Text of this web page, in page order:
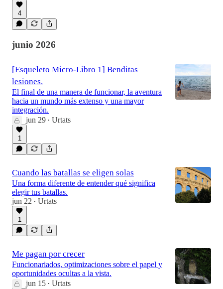
4
junio 2026
[Esqueleto Micro-Libro 1] Benditas
lesiones.
El final de una manera de funcionar, la aventura
hacia un mundo más extenso y una mayor
integración.
jun 29 • Urtats
1
Cuando las batallas se eligen solas
Una forma diferente de entender qué significa
elegir tus batallas.
jun 22 • Urtats
1
Me pagan por crecer
Funcionariados, optimizaciones sobre el papel y
oportunidades ocultas a la vista.
jun 15 • Urtats